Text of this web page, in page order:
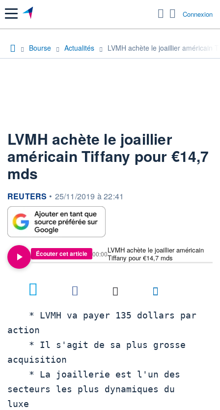
Menu Connexion
Bourse Actualités LVMH achète le joaillier américain
LVMH achète le joaillier
américain Tiffany pour €14,7
mds
information fournie par
REUTERS • 25/11/2019 à 22:41
Écouter cet article
LVMH achète le joaillier américain
Tiffany pour €14,7 mds
00:00
action
acquisition
secteurs les plus dynamiques du
luxe